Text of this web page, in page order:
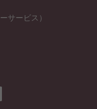
サービス）